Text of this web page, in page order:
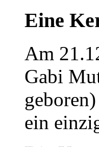
Eine
Am
Gabi
ein